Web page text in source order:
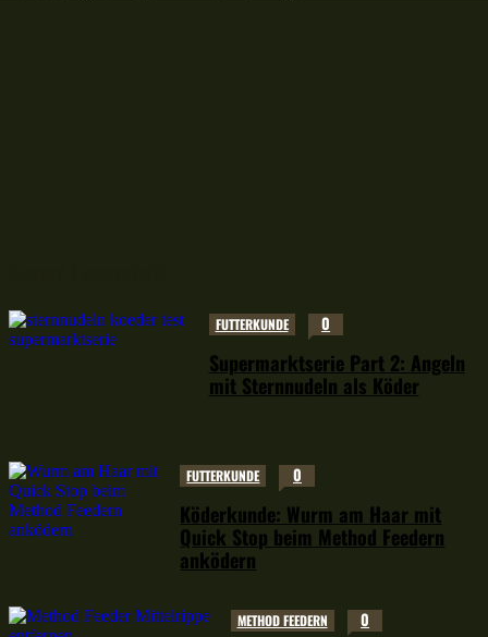
FUTTERKUNDE 0
Supermarktserie Part 2: Angeln
mit Sternnudeln als Köder
FUTTERKUNDE 0
Köderkunde: Wurm am Haar mit
Quick Stop beim Method Feedern
anködern
METHOD FEEDERN 0